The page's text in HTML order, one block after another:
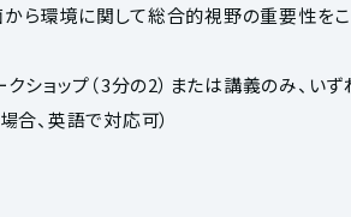
ら環境に関して総合的視野の重要性を
ショップ（3分の2）または講義のみ、い
合、英語で対応可）